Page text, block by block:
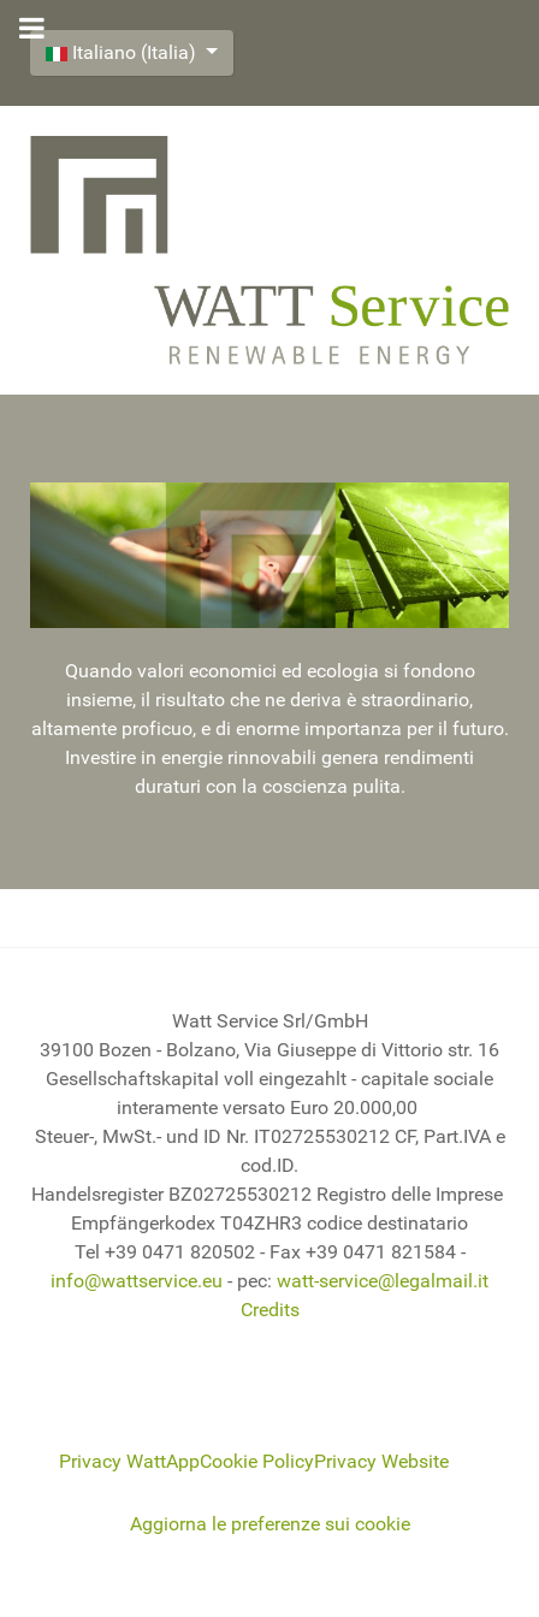
Select your language
Italiano (Italia)
Quando valori economici ed ecologia si fondono
insieme, il risultato che ne deriva è straordinario,
altamente proficuo, e di enorme importanza per il futuro.
Investire in energie rinnovabili genera rendimenti
duraturi con la coscienza pulita.
Watt Service Srl/GmbH
39100 Bozen - Bolzano, Via Giuseppe di Vittorio str. 16
Gesellschaftskapital voll eingezahlt - capitale sociale
interamente versato Euro 20.000,00
Steuer-, MwSt.- und ID Nr. IT02725530212 CF, Part.IVA e
cod.ID.
Handelsregister BZ02725530212 Registro delle Imprese
Empfängerkodex T04ZHR3 codice destinatario
Tel +39 0471 820502 - Fax +39 0471 821584 -
info@wattservice.eu - pec: watt-service@legalmail.it
Credits
Privacy WattAppCookie PolicyPrivacy Website
Aggiorna le preferenze sui cookie